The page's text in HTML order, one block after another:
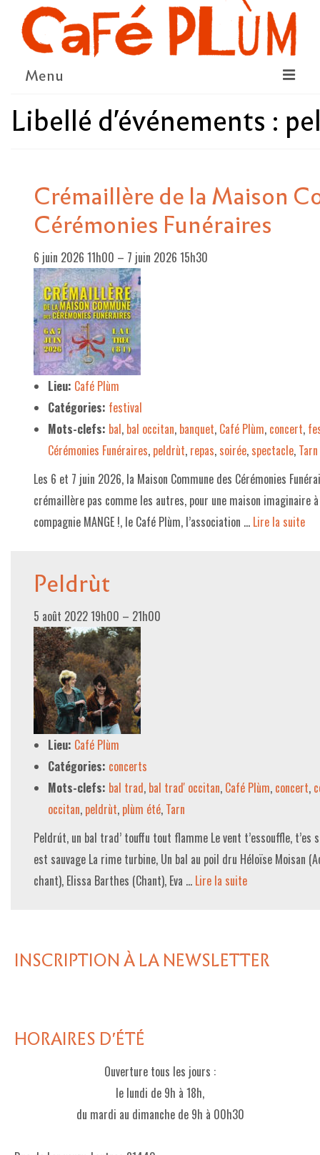
Menu
LE PROJET
NOUS SOUTENIR
LE PROGRAMME
DÉTAIL DES ÉVÉNEMENTS
LA SAISON CULTURELLE
AMI·ES ARTISTES
LE PROJET DE TERRITOIRE
LE CAFÉ/RESTO
LES FORMULES
LA CARTE
LA LIBRAIRIE
UNE LIBRAIRIE INDÉPENDANTE
LES EXPOSITIONS
INFOS & ACCESSIBILITÉ
Libellé d'événements :
Crémaillère de la Maison
Cérémonies Funéraires
6 juin 2026 11h00 – 7 juin 2026 15h30
Lieu: Café Plùm
Catégories: festival
Mots-clefs: bal, bal occitan, banquet, Café Plùm, concert,
Cérémonies Funéraires, peldrùt, repas, soirée, spectacle, Tarn
Les 6 et 7 juin 2026, la Maison Commune des Cérémonies
crémaillère pas comme les autres, pour une maison imaginaire
compagnie MANGE !, le Café Plùm, l’association … Lire la suite­­
Peldrùt
5 août 2022 19h00 – 21h00
Lieu: Café Plùm
Catégories: concerts
Mots-clefs: bal trad, bal trad' occitan, Café Plùm, concert,
occitan, peldrùt, plùm été, Tarn
Peldrút, un bal trad’ touffu tout flamme Le vent t’essouffle, t’es
est sauvage La rime turbine, Un bal au poil dru Héloïse Moisan
chant), Elissa Barthes (Chant), Eva … Lire la suite­­
INSCRIPTION À LA NEWSLETTER
HORAIRES D'ÉTÉ
Ouverture tous les jours :
le lundi de 9h à 18h,
du mardi au dimanche de 9h à 00h30